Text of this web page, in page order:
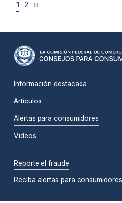
1
2 ››
Información destacada
Artículos
Alertas para consumidores
Videos
Reporte el fraude
Reciba alertas para consumidores